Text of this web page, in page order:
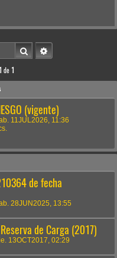
BuscarBúsqueda avanzada
1 de 1
(vigente)
11JUL2026, 11:36
de fecha
28JUN2025, 13:55
de Carga (2017)
13OCT2017, 02:29